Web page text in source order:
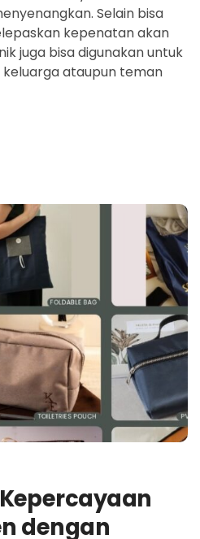
Selain bisa
kepenatan akan
juga bisa digunakan untuk
ataupun teman
dengan